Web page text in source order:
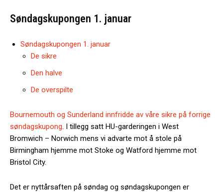
Søndagskupongen 1. januar
Søndagskupongen 1. januar
De sikre
Den halve
De overspilte
Bournemouth og Sunderland innfridde av våre sikre på forrige
søndagskupong . I tillegg satt HU-garderingen i West
Bromwich – Norwich mens vi advarte mot å stole på
Birmingham hjemme mot Stoke og Watford hjemme mot
Bristol City.
Det er nyttårsaften på søndag og søndagskupongen er